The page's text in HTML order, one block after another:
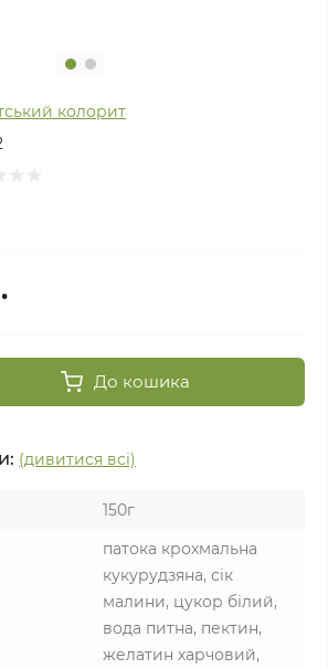
колорит
До кошика
(дивитися всі)
150г
патока крохмальна
кукурудзяна, сік
малини, цукор білий,
вода питна, пектин,
желатин харчовий,